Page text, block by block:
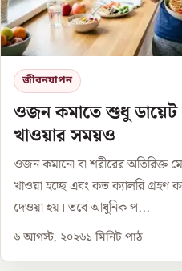
জীবনযাপন
ওজন কমাতে শুধু ডায়েট
খাওয়ার সময়ও
ওজন কমানো বা শরীরের অতিরিক্ত
খাওয়া হচ্ছে এবং কত ক্যালরি গ্রহণ
দেওয়া হয়। তবে আধুনিক প...
৬ আগস্ট, ২০২৬১ মিনিট পাঠ